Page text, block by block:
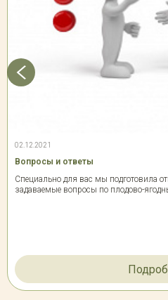
02.12.2021
Вопросы и ответы
Специально для вас мы подготовила
задаваемые вопросы по плодово-